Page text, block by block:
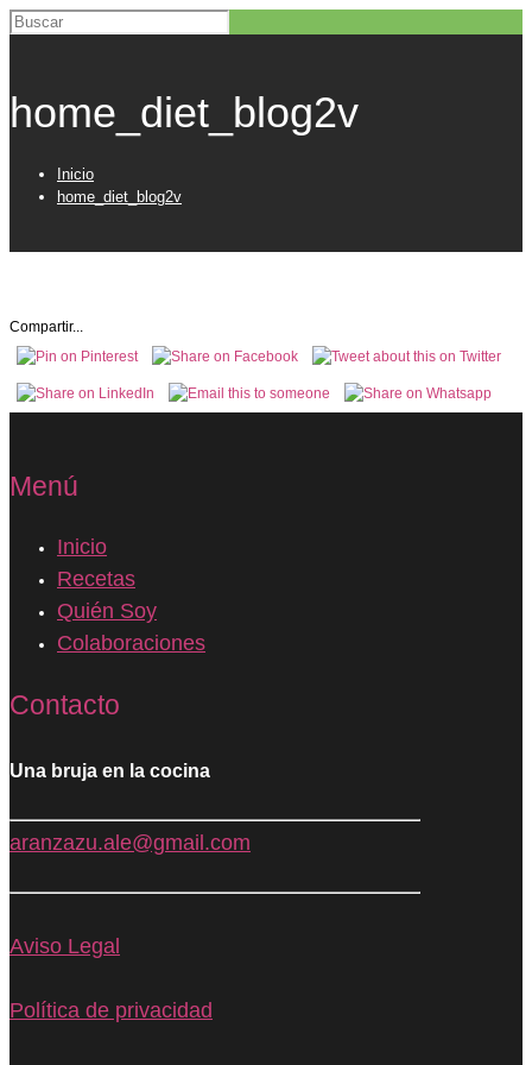
home_diet_blog2v
Inicio
home_diet_blog2v
Compartir...
Menú
Inicio
Recetas
Quién Soy
Colaboraciones
Contacto
Una bruja en la cocina
aranzazu.ale@gmail.com
Aviso Legal
Política de privacidad